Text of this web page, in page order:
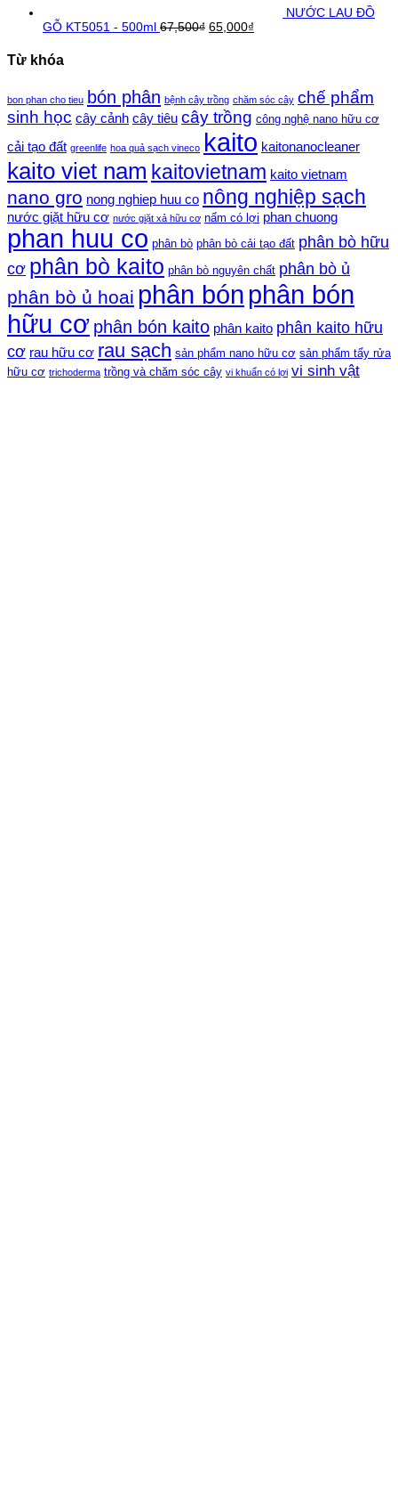
NƯỚC LAU ĐỒ
GỖ KT5051 - 500ml 67,500₫ 65,000₫
Từ khóa
bon phan cho tieu bón phân bệnh cây trồng chăm sóc cây chế phẩm
sinh học cây cảnh cây tiêu cây trồng công nghệ nano hữu cơ
cải tạo đất greenlife hoa quả sạch vineco kaito kaitonanocleaner
kaito viet nam kaitovietnam kaito vietnam
nano gro nong nghiep huu co nông nghiệp sạch
nước giặt hữu cơ nước giặt xả hữu cơ nấm có lợi phan chuong
phan huu co phân bò phân bò cải tạo đất phân bò hữu
cơ phân bò kaito phân bò nguyên chất phân bò ủ
phân bò ủ hoai phân bónphân bón
hữu cơ phân bón kaito phân kaito phân kaito hữu
cơ rau hữu cơ rau sạch sản phẩm nano hữu cơ sản phẩm tẩy rửa
hữu cơ trichoderma trồng và chăm sóc cây vi khuẩn có lợi vi sinh vật